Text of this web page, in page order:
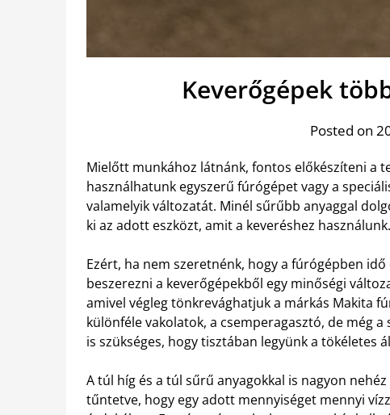
Keverőgépek
Posted on
Mielőtt munkához látnánk, fontos előkészíteni a
használhatunk egyszerű fúrógépet vagy a
valamelyik változatát. Minél sűrűbb anyaggal
ki az adott eszközt, amit a keveréshez használunk.
Ezért, ha nem szeretnénk, hogy a fúrógépben
beszerezni a keverőgépekből egy minőségi
amivel végleg tönkrevághatjuk a márkás Makita
különféle vakolatok, a csemperagasztó, de még
is szükséges, hogy tisztában legyünk a tökéletes
A túl híg és a túl sűrű anyagokkal is nagyon
tűntetve, hogy egy adott mennyiséget mennyi